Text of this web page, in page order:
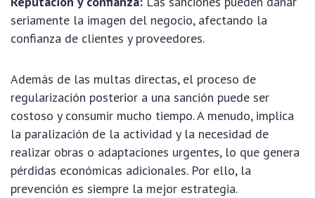
seriamente la imagen del negocio, afectando la
confianza de clientes y proveedores.
Además de las multas directas, el proceso de
regularización posterior a una sanción puede ser
costoso y consumir mucho tiempo. A menudo, implica
la paralización de la actividad y la necesidad de
realizar obras o adaptaciones urgentes, lo que genera
pérdidas económicas adicionales. Por ello, la
prevención es siempre la mejor estrategia.